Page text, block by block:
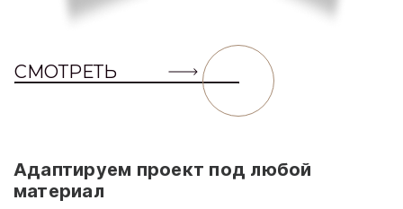
СМОТРЕТЬ
Адаптируем проект под любой
материал